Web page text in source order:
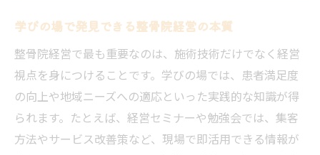
学びの場で発見できる整骨院経営の本質
整骨院経営で最も重要なのは、施術技術だけでなく経営
視点を身につけることです。学びの場では、患者満足度
の向上や地域ニーズへの適応といった実践的な知識が得
られます。たとえば、経営セミナーや勉強会では、集客
方法やサービス改善策など、現場で即活用できる情報が